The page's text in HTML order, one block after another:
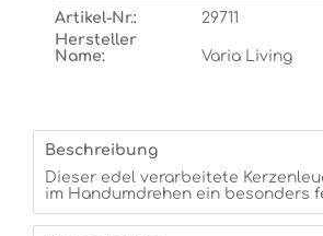
Artikel-Nr.:
29711
Hersteller
Name:
Varia Living
Beschreibung
Dieser edel verarbeitete
im Handumdrehen ein besonders